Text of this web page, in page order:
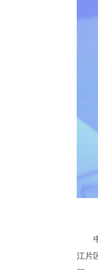
江片